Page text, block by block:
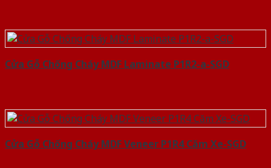
Cửa Gỗ Chống Cháy MDF Laminate P1R2-a-SGD
Cửa Gỗ Chống Cháy MDF Veneer P1R4 Căm Xe-SGD